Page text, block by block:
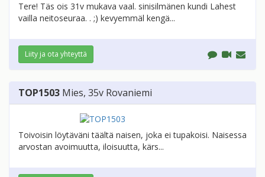
Tere! Täs ois 31v mukava vaal. sinisilmänen kundi Lahest
vailla neitoseuraa. . ;) kevyemmäl kengä...
Liity ja ota yhteyttä
TOP1503 Mies, 35v Rovaniemi
Toivoisin löytäväni täältä naisen, joka ei tupakoisi. Naisessa
arvostan avoimuutta, iloisuutta, kärs...